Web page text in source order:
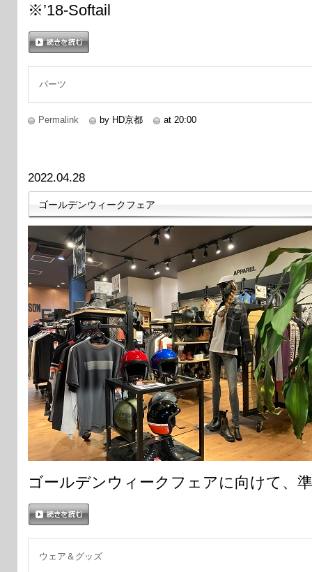
※’18-Softail
パーツ
Permalink by HD京都 at 20:00
2022.04.28
ゴールデンウィークフェア
ゴールデンウィークフェアに向けて、
ウェア＆グッズ